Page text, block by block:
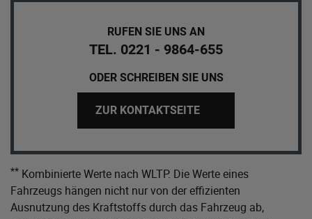
RUFEN SIE UNS AN
TEL. 0221 - 9864-655
ODER SCHREIBEN SIE UNS
ZUR KONTAKTSEITE
** Kombinierte Werte nach WLTP. Die Werte eines
Fahrzeugs hängen nicht nur von der effizienten
Ausnutzung des Kraftstoffs durch das Fahrzeug ab,